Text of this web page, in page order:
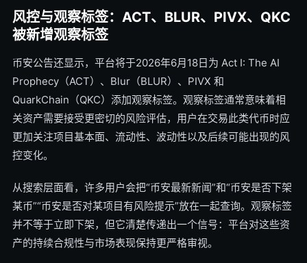
风控与观察标签：ACT、BLUR、PIVX、QKC
被新增观察标签
币安公告还显示，平台将于2026年6月18日为 Act I: The AI
Prophecy（ACT）、Blur（BLUR）、PIVX 和
QuarkChain（QKC）添加观察标签。观察标签通常意味着相
关资产需要接受更密切的风险评估，用户在交易此类代币时应
更加关注项目基本面、流动性、波动性以及后续可能出现的风
控变化。
从搜索层面看，许多用户会把“币安最新新闻”和“币安是否下架
某币”“币安是否对某项目有风险提示”放在一起查询。观察标签
并不等于立即下架，但它清楚传递出一个信号：平台对这些资
产的持续合规性与市场表现保持更严格审视。